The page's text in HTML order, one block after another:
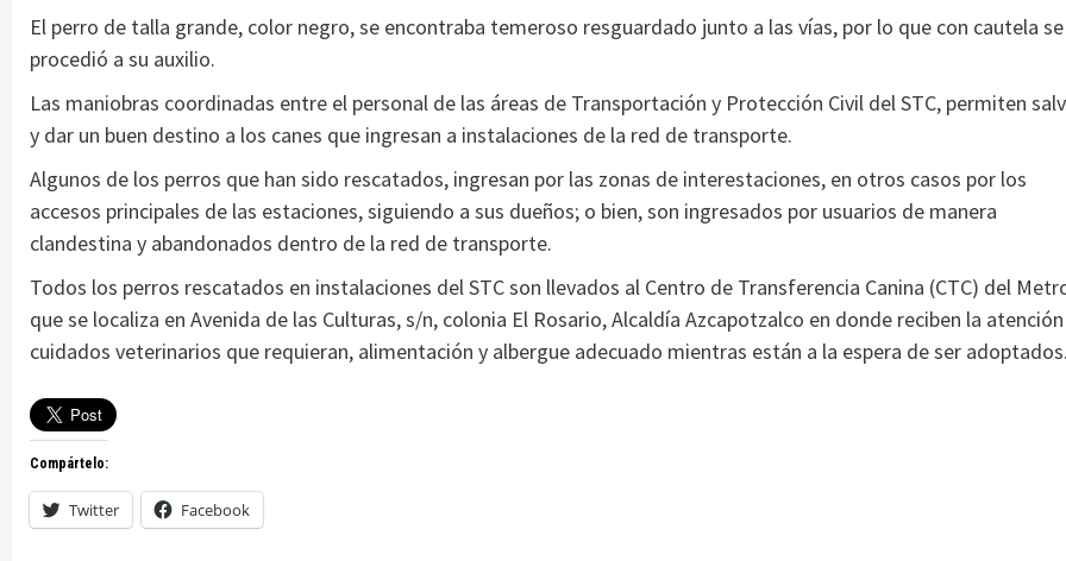
El perro de talla grande, color negro, se encontraba temeroso resguardado junto a las vías, por lo que con cautela se
procedió a su auxilio.
Las maniobras coordinadas entre el personal de las áreas de Transportación y Protección Civil del STC, permiten
y dar un buen destino a los canes que ingresan a instalaciones de la red de transporte.
Algunos de los perros que han sido rescatados, ingresan por las zonas de interestaciones, en otros casos por los
accesos principales de las estaciones, siguiendo a sus dueños; o bien, son ingresados por usuarios de manera
clandestina y abandonados dentro de la red de transporte.
Todos los perros rescatados en instalaciones del STC son llevados al Centro de Transferencia Canina (CTC) del
que se localiza en Avenida de las Culturas, s/n, colonia El Rosario, Alcaldía Azcapotzalco en donde reciben la
cuidados veterinarios que requieran, alimentación y albergue adecuado mientras están a la espera de ser
Compártelo:
Twitter Facebook